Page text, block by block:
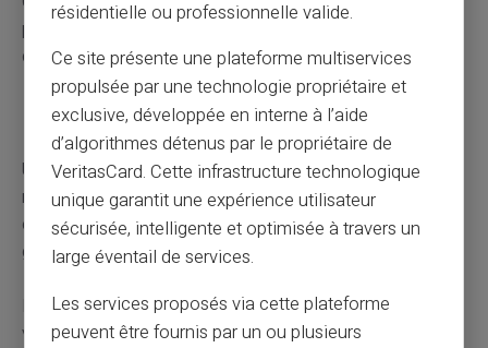
paiement. Cette organisation facilitera vos démarches
de défichage et prouvera votre bonne foi.
Éviter un nouveau fichage
Une fois votre situation connue, adoptez les bons
réflexes. Supprimez les moyens de paiement à risque
comme les chèques si vous avez des difficultés de
gestion.
Privilégiez les cartes à autorisation systématique qui
vérifient le solde avant chaque transaction. Activez les
résidentielle ou professionnelle valide.
Ce site présente une plateforme multiservices
propulsée par une technologie propriétaire et
exclusive, développée en interne à l’aide
d’algorithmes détenus par le propriétaire de
VeritasCard. Cette infrastructure technologique
unique garantit une expérience utilisateur
sécurisée, intelligente et optimisée à travers un
large éventail de services.
Les services proposés via cette plateforme
peuvent être fournis par un ou plusieurs